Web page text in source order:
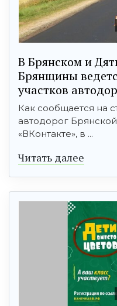
В Брянском и
Брянщины
участков
Как сообщается на
автодорог
«ВКонтакте», в ...
Читать далее